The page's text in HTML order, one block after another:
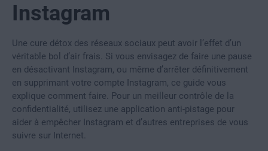
Instagram
Une cure détox des réseaux sociaux peut avoir l’effet d’un
véritable bol d’air frais. Si vous envisagez de faire une pause
en désactivant Instagram, ou même d’arrêter définitivement
en supprimant votre compte Instagram, ce guide vous
explique comment faire. Pour un meilleur contrôle de la
confidentialité, utilisez une application anti-pistage pour
aider à empêcher Instagram et d’autres entreprises de vous
suivre sur Internet.